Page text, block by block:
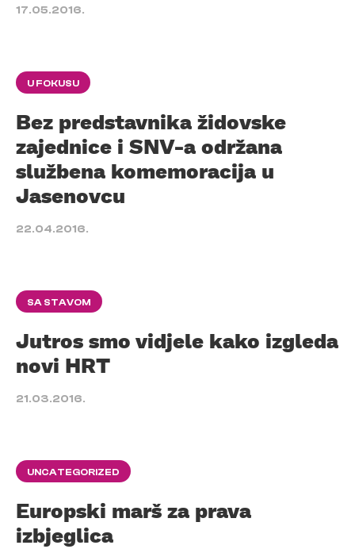
17.05.2016.
U FOKUSU
Bez predstavnika židovske
zajednice i SNV-a održana
službena komemoracija u
Jasenovcu
22.04.2016.
SA STAVOM
Jutros smo vidjele kako izgleda
novi HRT
21.03.2016.
UNCATEGORIZED
Europski marš za prava
izbjeglica